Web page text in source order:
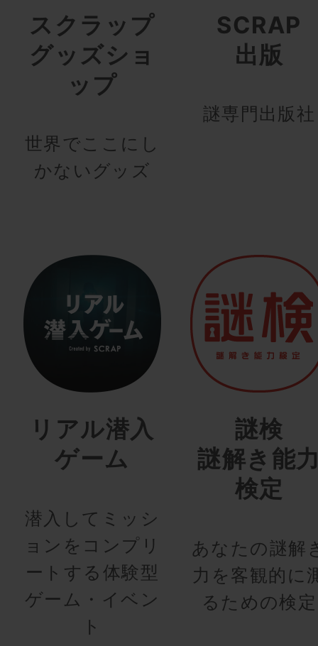
スクラップ
グッズショ
ップ
世界でここにし
かないグッズ
SCRAP
出版
謎専門出版社
リアル潜入
ゲーム
潜入してミッシ
ョンをコンプリ
ートする体験型
ゲーム・イベン
ト
謎検
謎解き能
検定
あなたの謎解
力を客観的に
るための検定